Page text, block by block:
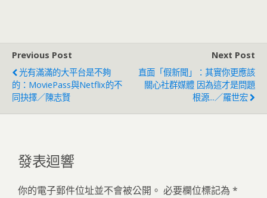
Previous Post
光有滿滿的大平台是不夠
的：MoviePass與Netflix的不
同抉擇／陳志賢
Next Post
直面「假新聞」：其實你更應該
關心社群媒體 因為這才是問題
根源...／羅世宏
發表迴響
你的電子郵件位址並不會被公開。 必要欄位標記為 *